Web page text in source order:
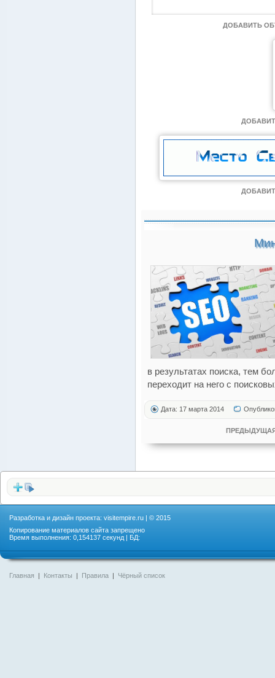
ДОБАВИТЬ
в результатах поиска, тем
переходит на него с
Дата: 17 марта 2014
Разработка и дизайн проекта: visitempire.ru | © 2015
Копирование материалов сайта запрещено
Время выполнения: 0,154137 секунд | БД:
Главная | Контакты | Правила | Чёрный список